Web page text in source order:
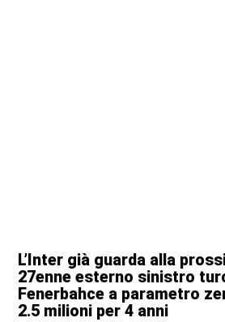
L’Inter già guarda alla
27enne esterno sinistro
Fenerbahce a parametro
2.5 milioni per 4 anni